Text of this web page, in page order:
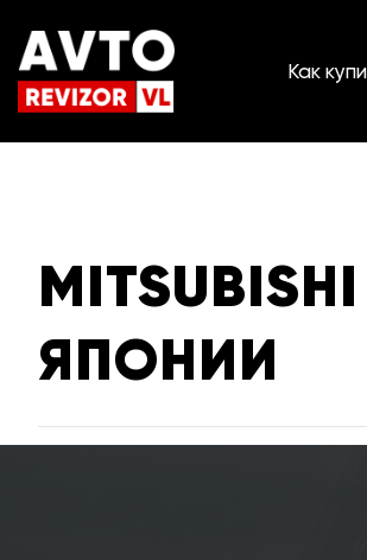
Как
ЯПОНИИ